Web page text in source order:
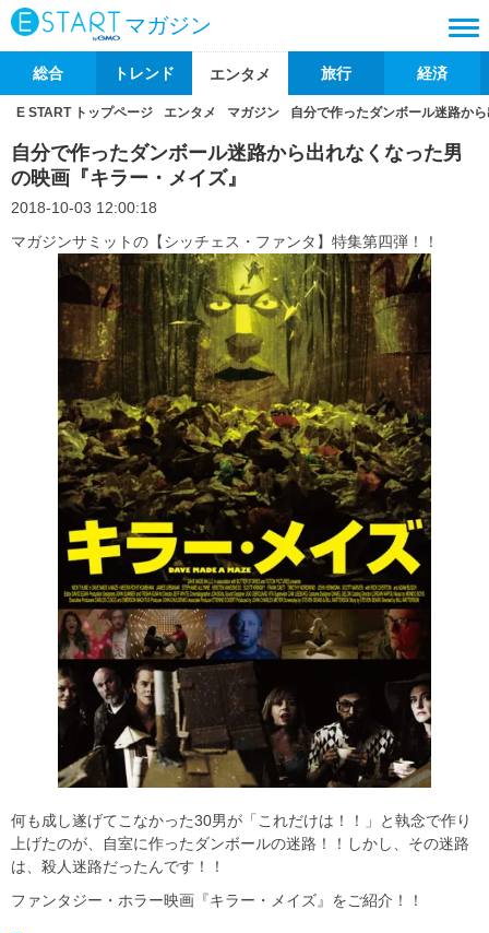
マガジン
総合 トレンド エンタメ 旅行 経済
E START トップページ エンタメ マガジン 自分で作ったダンボール迷路か
自分で作ったダンボール迷路から出れなくなった男
の映画『キラー・メイズ』
2018-10-03 12:00:18
マガジンサミットの【シッチェス・ファンタ】特集第四弾！！
何も成し遂げてこなかった30男が「これだけは！！」と執念で作り
上げたのが、自室に作ったダンボールの迷路！！しかし、その迷路
は、殺人迷路だったんです！！
ファンタジー・ホラー映画『キラー・メイズ』をご紹介！！